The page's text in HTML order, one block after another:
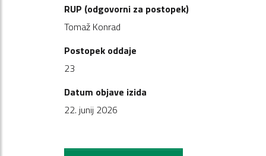
RUP (odgovorni za postopek)
Tomaž Konrad
Postopek oddaje
23
Datum objave izida
22. junij 2026